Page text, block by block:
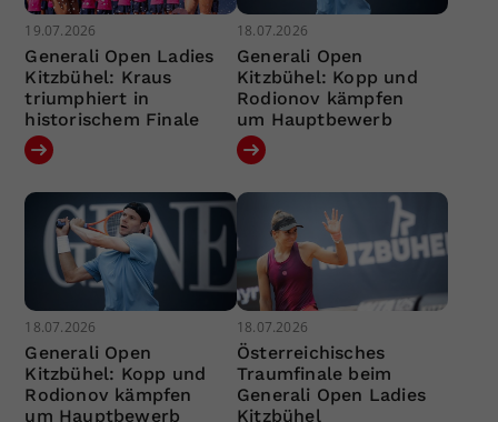
19.07.2026
Generali Open Ladies
Kitzbühel: Kraus
triumphiert in
historischem Finale
18.07.2026
Generali Open
Kitzbühel: Kopp und
Rodionov kämpfen
um Hauptbewerb
18.07.2026
Generali Open
Kitzbühel: Kopp und
Rodionov kämpfen
um Hauptbewerb
18.07.2026
Österreichisches
Traumfinale beim
Generali Open Ladies
Kitzbühel